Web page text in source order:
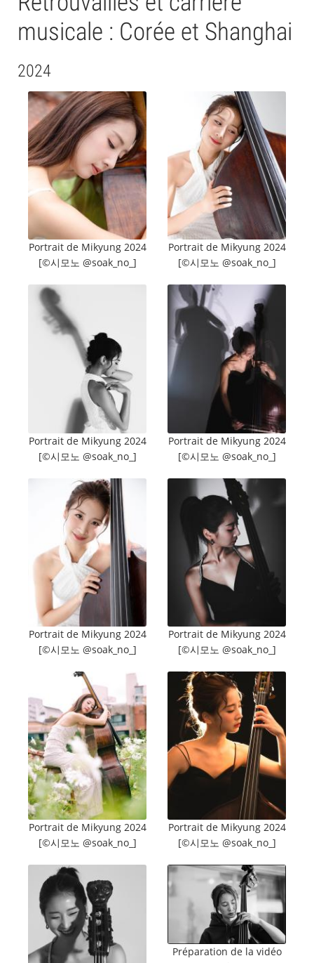
musicale : Corée et Shanghai
2024
Portrait de Mikyung 2024
[©️시모노 @soak_no_]
Portrait de Mikyung 2024
[©️시모노 @soak_no_]
Portrait de Mikyung 2024
[©️시모노 @soak_no_]
Portrait de Mikyung 2024
[©️시모노 @soak_no_]
Portrait de Mikyung 2024
[©️시모노 @soak_no_]
Portrait de Mikyung 2024
[©️시모노 @soak_no_]
Portrait de Mikyung 2024
[©️시모노 @soak_no_]
Portrait de Mikyung 2024
[©️시모노 @soak_no_]
Préparation de la vidéo